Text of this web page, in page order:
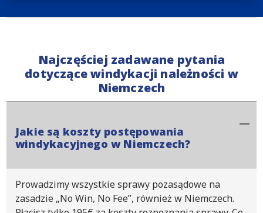
Najczęściej zadawane pytania
dotyczące windykacji należności w
Niemczech
Jakie są koszty postępowania
windykacyjnego w Niemczech?
Prowadzimy wszystkie sprawy pozasądowe na
zasadzie „No Win, No Fee”, również w Niemczech.